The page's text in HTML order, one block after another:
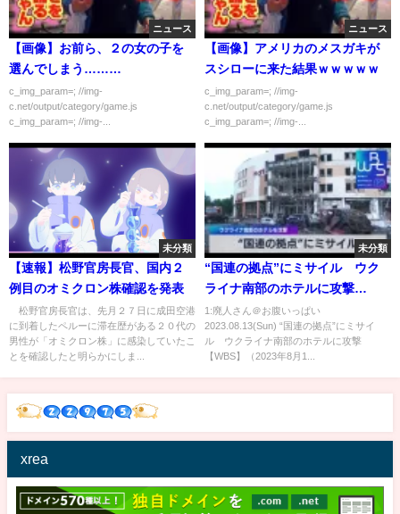
ニュース
【画像】お前ら、２の女の子を
選んでしまう………
c_img_param=; //img-
c.net/output/category/game.js
c_img_param=; //img-...
ニュース
【画像】アメリカのメスガキが
スシローに来た結果ｗｗｗｗｗ
c_img_param=; //img-
c.net/output/category/game.js
c_img_param=; //img-...
未分類
【速報】松野官房長官、国内２
例目のオミクロン株確認を発表
松野官房長官は、先月２７日に成田空港
に到着したペルーに滞在歴がある２０代の
男性が「オミクロン株」に感染していたこ
とを確認したと明らかにしま...
未分類
“国連の拠点”にミサイル ウク
ライナ南部のホテルに攻撃
【WBS】（2023年8月11日）
1:廃人さん＠お腹いっぱい
2023.08.13(Sun) “国連の拠点”にミサイ
ル ウクライナ南部のホテルに攻撃
【WBS】（2023年8月1...
xrea